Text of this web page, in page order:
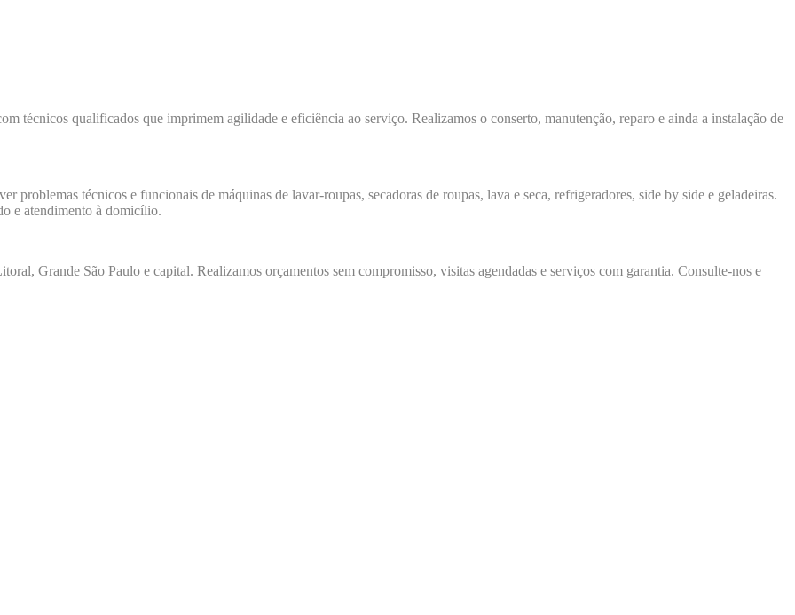
técnicos qualificados que imprimem agilidade e eficiência ao serviço. Realizamos o conserto, manutenção, reparo e ainda a instalação de
problemas técnicos e funcionais de máquinas de lavar-roupas, secadoras de roupas, lava e seca, refrigeradores, side by side e geladeiras.
e atendimento à domicílio.
Grande São Paulo e capital. Realizamos orçamentos sem compromisso, visitas agendadas e serviços com garantia. Consulte-nos e